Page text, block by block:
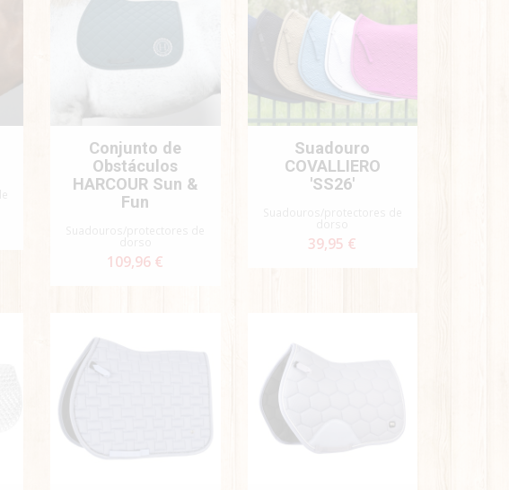
Conjunto de
Obstáculos
HARCOUR Sun &
Fun
109,96 €
Suadouro
COVALLIERO
'SS26'
39,95 €